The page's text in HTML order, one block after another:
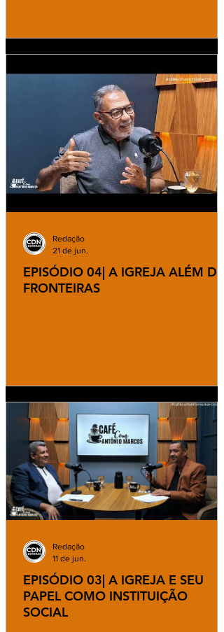
EPISÓDIO 04| A IGREJA ALÉM
FRONTEIRAS
Redação
21 de jun.
EPISÓDIO 03| A IGREJA E SEU
PAPEL COMO INSTITUIÇÃO
SOCIAL
Redação
11 de jun.